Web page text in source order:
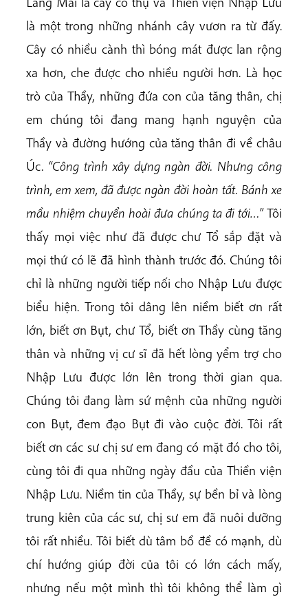
là một trong những nhánh cây vươn ra từ đấy.
Cây có nhiều cành thì bóng mát được lan rộng
xa hơn, che được cho nhiều người hơn. Là học
trò của Thầy, những đứa con của tăng thân, chị
em chúng tôi đang mang hạnh nguyện của
Thầy và đường hướng của tăng thân đi về châu
Úc. “Công trình xây dựng ngàn đời. Nhưng công
trình, em xem, đã được ngàn đời hoàn tất. Bánh xe
mầu nhiệm chuyển hoài đưa chúng ta đi tới…”Tôi
thấy mọi việc như đã được chư Tổ sắp đặt và
mọi thứ có lẽ đã hình thành trước đó. Chúng tôi
chỉ là những người tiếp nối cho Nhập Lưu được
biểu hiện. Trong tôi dâng lên niềm biết ơn rất
lớn, biết ơn Bụt, chư Tổ, biết ơn Thầy cùng tăng
thân và những vị cư sĩ đã hết lòng yểm trợ cho
Nhập Lưu được lớn lên trong thời gian qua.
Chúng tôi đang làm sứ mệnh của những người
con Bụt, đem đạo Bụt đi vào cuộc đời. Tôi rất
biết ơn các sư chị sư em đang có mặt đó cho tôi,
cùng tôi đi qua những ngày đầu của Thiền viện
Nhập Lưu. Niềm tin của Thầy, sự bền bỉ và lòng
trung kiên của các sư, chị sư em đã nuôi dưỡng
tôi rất nhiều. Tôi biết dù tâm bồ đề có mạnh, dù
chí hướng giúp đời của tôi có lớn cách mấy,
nhưng nếu một mình thì tôi không thể làm gì